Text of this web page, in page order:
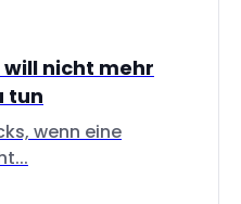
nicht mehr
tun
wenn eine